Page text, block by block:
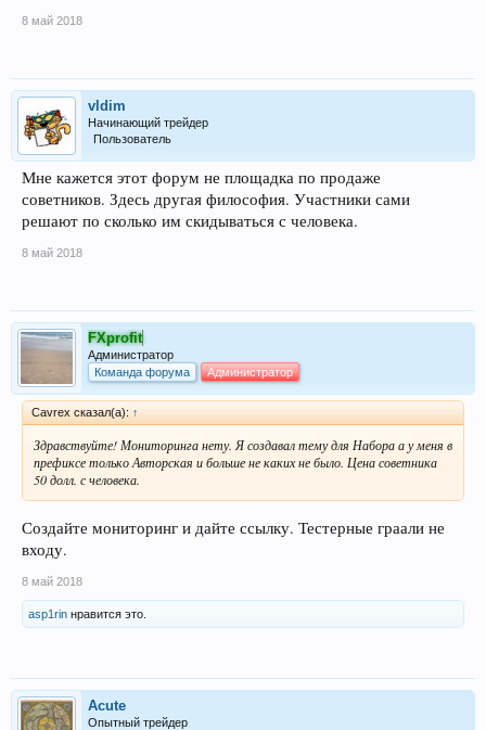
8 май 2018
vldim
Начинающий трейдер
Пользователь
Мне кажется этот форум не площадка по продаже
советников. Здесь другая философия. Участники сами
решают по сколько им скидываться с человека.
8 май 2018
FXprofit
Администратор
Команда форума
Администратор
Cavrex сказал(а): ↑
Здравствуйте! Мониторинга нету. Я создавал тему для Набора а у меня в
префиксе только Авторская и больше не каких не было. Цена советника
50 долл. с человека.
Создайте мониторинг и дайте ссылку. Тестерные граали не
входу.
8 май 2018
asp1rin нравится это.
Acute
Опытный трейдер